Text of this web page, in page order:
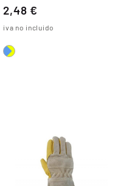
2,48 €
iva no incluido